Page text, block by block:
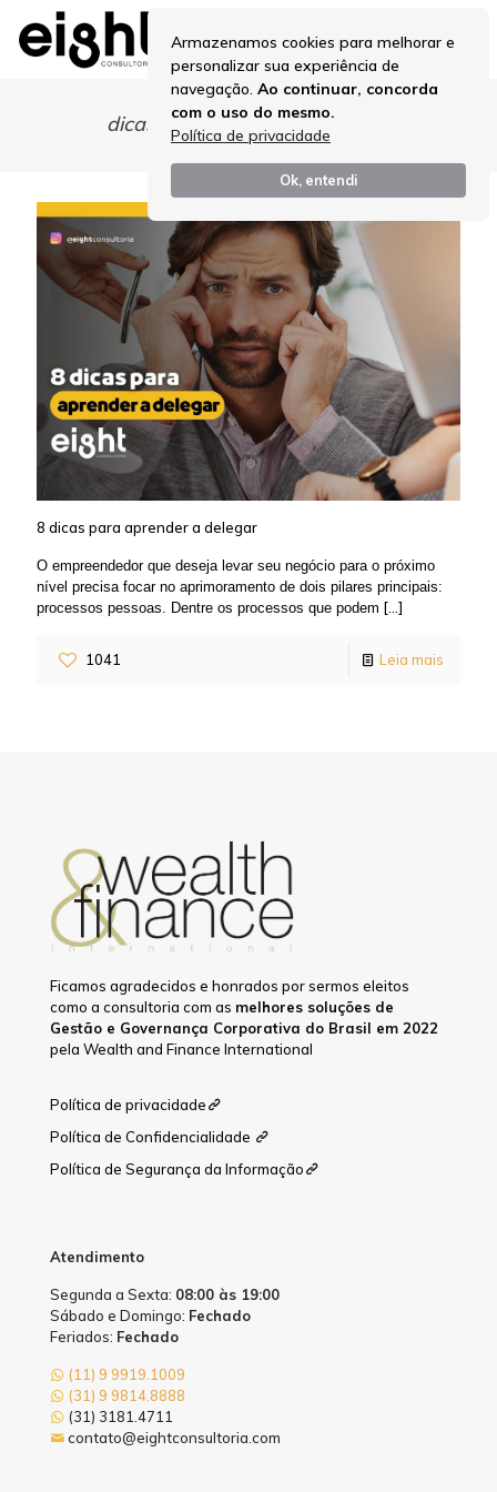
Armazenamos cookies para melhorar e
personalizar sua experiência de
navegação. Ao continuar, concorda
com o uso do mesmo.
Política de privacidade
Ok, entendi
dicas para aprender a delegar
8 dicas para aprender a delegar
O empreendedor que deseja levar seu negócio para o próximo
nível precisa focar no aprimoramento de dois pilares principais:
processos pessoas. Dentre os processos que podem […]
1041 Leia mais
Ficamos agradecidos e honrados por sermos eleitos
como a consultoria com as melhores soluções de
Gestão e Governança Corporativa do Brasil em 2022
pela Wealth and Finance International
Política de privacidade
Política de Confidencialidade
Política de Segurança da Informação
Atendimento
Segunda a Sexta: 08:00 às 19:00
Sábado e Domingo: Fechado
Feriados: Fechado
(11) 9 9919.1009
(31) 9 9814.8888
(31) 3181.4711
contato@eightconsultoria.com